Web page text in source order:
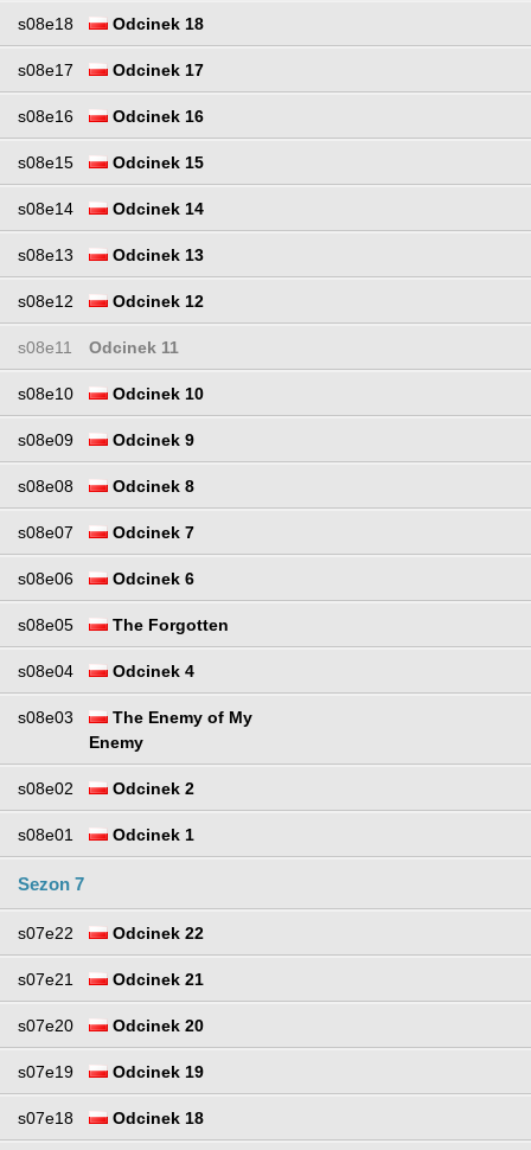
s08e18 Odcinek 18
s08e17 Odcinek 17
s08e16 Odcinek 16
s08e15 Odcinek 15
s08e14 Odcinek 14
s08e13 Odcinek 13
s08e12 Odcinek 12
s08e11 Odcinek 11
s08e10 Odcinek 10
s08e09 Odcinek 9
s08e08 Odcinek 8
s08e07 Odcinek 7
s08e06 Odcinek 6
s08e05 The Forgotten
s08e04 Odcinek 4
s08e03
The Enemy of My
Enemy
s08e02 Odcinek 2
s08e01 Odcinek 1
Sezon 7
s07e22 Odcinek 22
s07e21 Odcinek 21
s07e20 Odcinek 20
s07e19 Odcinek 19
s07e18 Odcinek 18